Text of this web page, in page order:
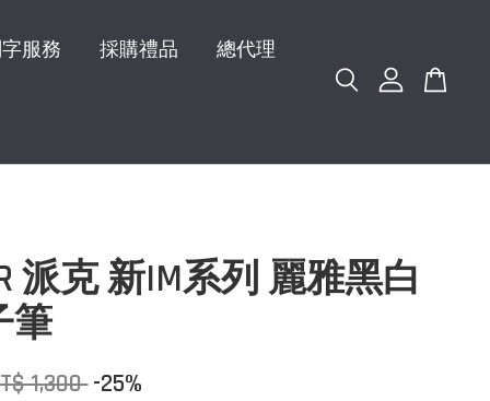
服務 採購禮品 總代理
派克 新IM系列 麗雅黑白
筆
1,300-25%